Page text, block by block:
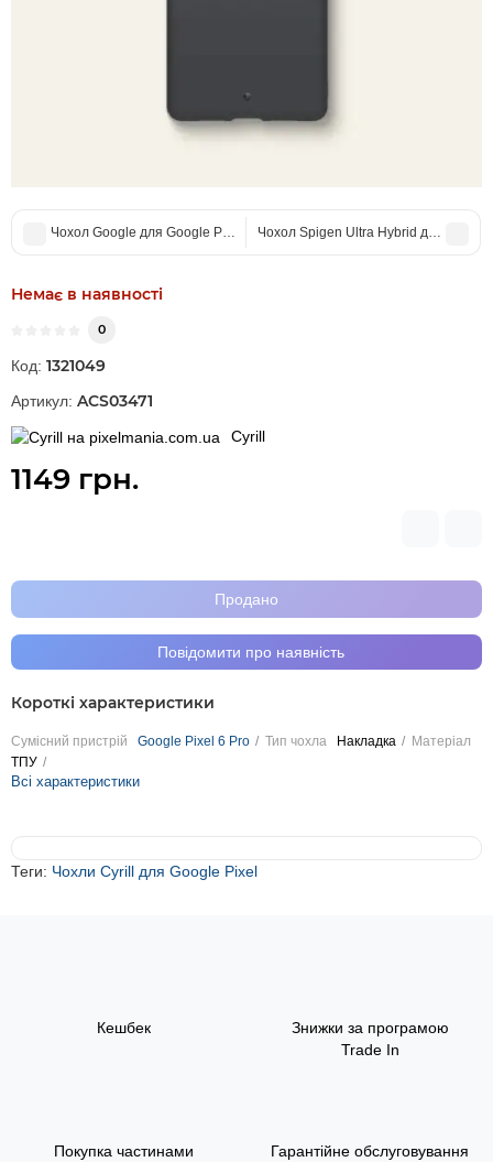
Чохол Google для Google Pixel 6 Pro Stormy Sky Soft Shell
Чохол Spigen Ultra Hybrid для
Немає в наявності
0
Код: 1321049
Артикул: ACS03471
Cyrill
1149 грн.
Продано
Повідомити про наявність
Короткі характеристики
Сумісний пристрій Google Pixel 6 Pro Тип чохла Накладка
Матеріал
ТПУ
Всі характеристики
Теги: Чохли Cyrill для Google Pixel
Кешбек
Знижки за програмою
Trade In
Покупка частинами
Гарантійне обслуговування